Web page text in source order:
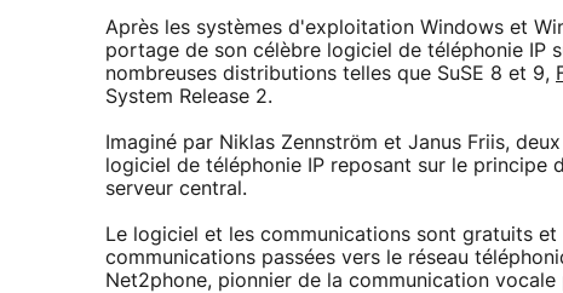
Après les systèmes d'exploitation Windows et
portage de son célèbre logiciel de téléphonie IP
nombreuses distributions telles que SuSE 8 et 9,
System Release 2.
Imaginé par Niklas Zennström et Janus Friis,
logiciel de téléphonie IP reposant sur le
serveur central.
Le logiciel et les communications sont gratuits
communications passées vers le réseau
Net2phone, pionnier de la communication vocale